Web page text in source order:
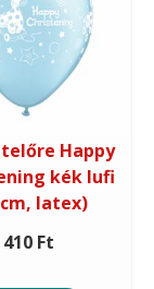
Happy
kék lufi
latex)
410 Ft